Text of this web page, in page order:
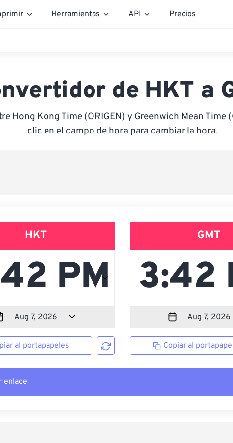
Herramientas API Precios
de HKT a
Hong Kong Time (ORIGEN) y Greenwich Mean Time
clic en el campo de hora para cambiar la hora.
HKT
al portapapeles
GMT
Copiar al
enlace